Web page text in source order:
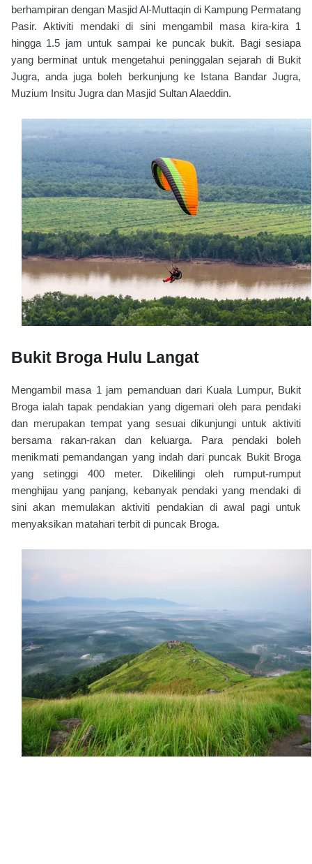
berhampiran dengan Masjid Al-Muttaqin di Kampung Permatang
Pasir. Aktiviti mendaki di sini mengambil masa kira-kira 1
hingga 1.5 jam untuk sampai ke puncak bukit. Bagi sesiapa
yang berminat untuk mengetahui peninggalan sejarah di Bukit
Jugra, anda juga boleh berkunjung ke Istana Bandar Jugra,
Muzium Insitu Jugra dan Masjid Sultan Alaeddin.
Bukit Broga Hulu Langat
Mengambil masa 1 jam pemanduan dari Kuala Lumpur, Bukit
Broga ialah tapak pendakian yang digemari oleh para pendaki
dan merupakan tempat yang sesuai dikunjungi untuk aktiviti
bersama rakan-rakan dan keluarga. Para pendaki boleh
menikmati pemandangan yang indah dari puncak Bukit Broga
yang setinggi 400 meter. Dikelilingi oleh rumput-rumput
menghijau yang panjang, kebanyak pendaki yang mendaki di
sini akan memulakan aktiviti pendakian di awal pagi untuk
menyaksikan matahari terbit di puncak Broga.